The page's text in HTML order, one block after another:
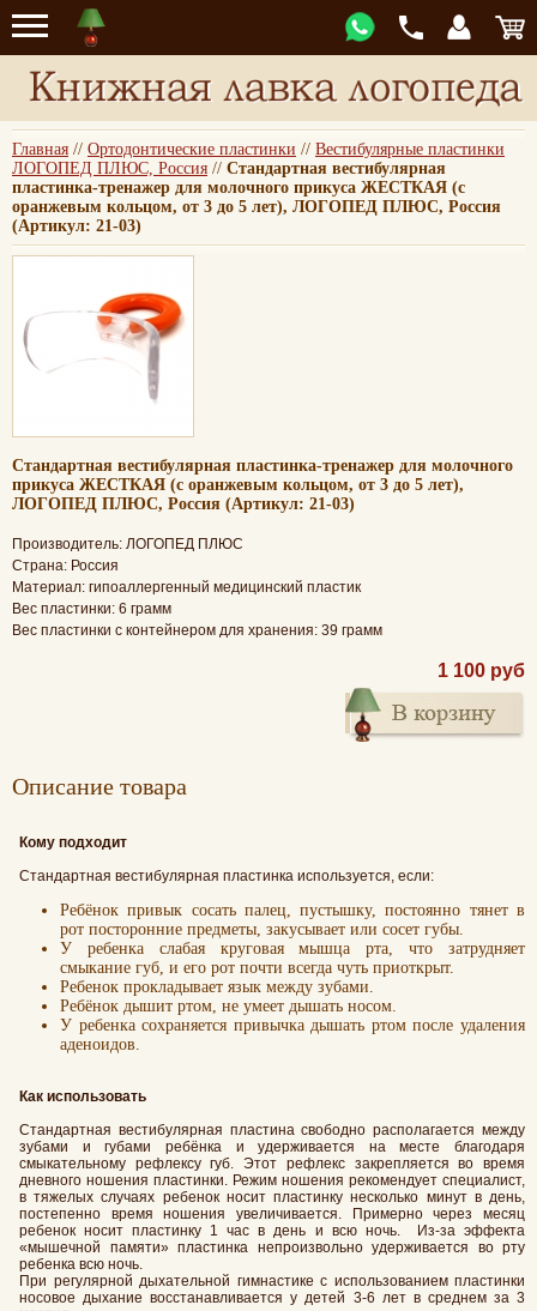
Главная // Ортодонтические пластинки // Вестибулярные пластинки
ЛОГОПЕД ПЛЮС, Россия // Стандартная вестибулярная
пластинка-тренажер для молочного прикуса ЖЕСТКАЯ (с
оранжевым кольцом, от 3 до 5 лет), ЛОГОПЕД ПЛЮС, Россия
(Артикул: 21-03)
Стандартная вестибулярная пластинка-тренажер для молочного
прикуса ЖЕСТКАЯ (с оранжевым кольцом, от 3 до 5 лет),
ЛОГОПЕД ПЛЮС, Россия (Артикул: 21-03)
Производитель: ЛОГОПЕД ПЛЮС
Страна: Россия
Материал: гипоаллергенный медицинский пластик
Вес пластинки: 6 грамм
Вес пластинки с контейнером для хранения: 39 грамм
1 100 руб
Oписание товара
Кому подходит
Стандартная вестибулярная пластинка используется, если:
Ребёнок привык сосать палец, пустышку, постоянно тянет в
рот посторонние предметы, закусывает или сосет губы.
У ребенка слабая круговая мышца рта, что затрудняет
смыкание губ, и его рот почти всегда чуть приоткрыт.
Ребенок прокладывает язык между зубами.
Ребёнок дышит ртом, не умеет дышать носом.
У ребенка сохраняется привычка дышать ртом после удаления
аденоидов.
Как использовать
Стандартная вестибулярная пластина свободно располагается между
зубами и губами ребёнка и удерживается на месте благодаря
смыкательному рефлексу губ. Этот рефлекс закрепляется во время
дневного ношения пластинки. Режим ношения рекомендует специалист,
в тяжелых случаях ребенок носит пластинку несколько минут в день,
постепенно время ношения увеличивается. Примерно через месяц
ребенок носит пластинку 1 час в день и всю ночь. Из-за эффекта
«мышечной памяти» пластинка непроизвольно удерживается во рту
ребенка всю ночь.
При регулярной дыхательной гимнастике с использованием пластинки
носовое дыхание восстанавливается у детей 3-6 лет в среднем за 3